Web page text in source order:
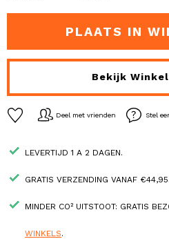
PLAATS IN
Bekijk
Deel met vrienden Stel
LEVERTIJD 1 A 2 DAGEN.
GRATIS VERZENDING VANAF €44,95.
MINDER CO² UITSTOOT: GRATIS
WINKELS.